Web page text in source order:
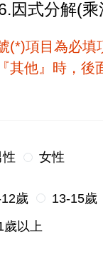
因式分解(乘
(*)項目為必填
其他』時，後
性 女性
歲 13-15歲
歲以上